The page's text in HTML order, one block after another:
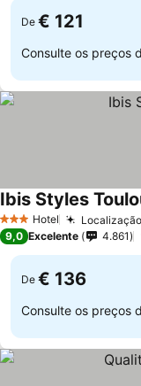
De € 121
Consulte os preços
3 EstrelasHotel
Ibis Styles
9,0 Excelente 4.861
De € 136
Consulte os preços